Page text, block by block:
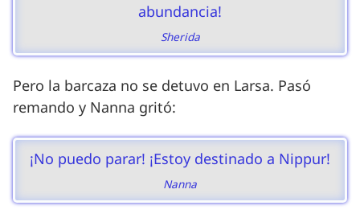
abundancia!
Sherida
Pero la barcaza no se detuvo en Larsa. Pasó
remando y Nanna gritó:
¡No puedo parar! ¡Estoy destinado a Nippur!
Nanna